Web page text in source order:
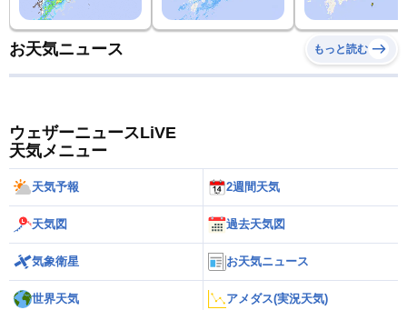
お天気ニュース もっと読む
ウェザーニュースLiVE
天気メニュー
天気予報 2週間天気
天気図 過去天気図
気象衛星 お天気ニュース
世界天気 アメダス(実況天気)